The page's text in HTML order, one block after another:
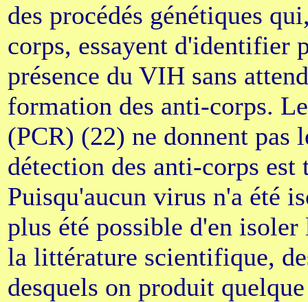
des procédés génétiques
corps, essayent d'identifier
présence du VIH sans
formation des anti-corps.
(PCR) (22) ne donnent pas
détection des anti-corps
Puisqu'aucun virus n'a été
plus été possible d'en
la littérature scientifique,
desquels on produit